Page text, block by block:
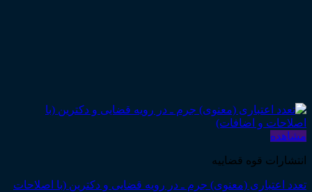
مشاهده
انتشارات قوه قضاییه
تعدد اعتباری (معنوی) جرم ـ در رویه قضایی و دکترین (با اصلاحات